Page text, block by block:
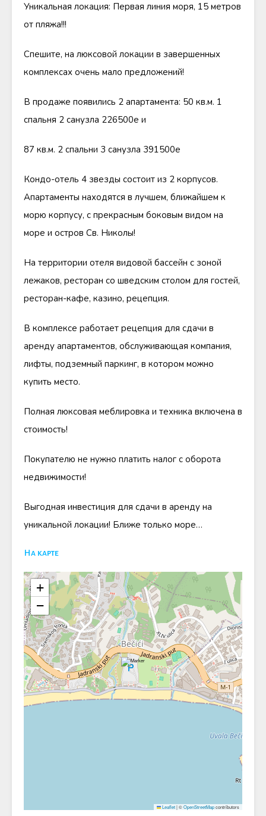
Уникальная локация: Первая линия моря, 15 метров
от пляжа!!!
Спешите, на люксовой локации в завершенных
комплексах очень мало предложений!
В продаже появились 2 апартамента: 50 кв.м. 1
спальня 2 санузла 226500е и
87 кв.м. 2 спальни 3 санузла 391500е
Кондо-отель 4 звезды состоит из 2 корпусов.
Апартаменты находятся в лучшем, ближайшем к
морю корпусу, с прекрасным боковым видом на
море и остров Св. Николы!
На территории отеля видовой бассейн с зоной
лежаков, ресторан со шведским столом для гостей,
ресторан-кафе, казино, рецепция.
В комплексе работает рецепция для сдачи в
аренду апартаментов, обслуживающая компания,
лифты, подземный паркинг, в котором можно
купить место.
Полная люксовая меблировка и техника включена в
стоимость!
Покупателю не нужно платить налог с оборота
недвижимости!
Выгодная инвестиция для сдачи в аренду на
уникальной локации! Ближе только море…
На карте
+
−
Leaflet|©OpenStreetMapcontributors